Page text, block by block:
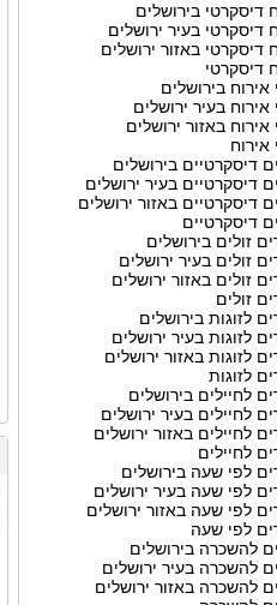
דיסקרטי בירושלים
דיסקרטי בעיר ירושלים
דיסקרטי באזור ירושלים
דיסקרטי
אירוח בירושלים
אירוח בעיר ירושלים
אירוח באזור ירושלים
אירוח
דיסקרטיים בירושלים
דיסקרטיים בעיר ירושלים
דיסקרטיים באזור ירושלים
דיסקרטיים
זולים בירושלים
זולים בעיר ירושלים
זולים באזור ירושלים
זולים
לזוגות בירושלים
לזוגות בעיר ירושלים
לזוגות באזור ירושלים
לזוגות
לחיילים בירושלים
לחיילים בעיר ירושלים
לחיילים באזור ירושלים
לחיילים
לפי שעה בירושלים
לפי שעה בעיר ירושלים
לפי שעה באזור ירושלים
לפי שעה
להשכרה בירושלים
להשכרה בעיר ירושלים
להשכרה באזור ירושלים